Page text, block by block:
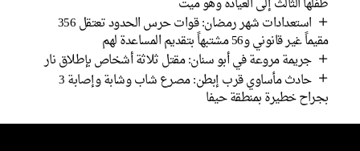
طفلها الثالث إلى العيادة وهو ميت
استعدادات شهر رمضان: قوات حرس الحدود تعتقل 356
مقيماً غير قانوني و56 مشتبهاً بتقديم المساعدة لهم
جريمة مروعة في أبو سنان: مقتل ثلاثة أشخاص بإطلاق نار
حادث مأساوي قرب إبطن: مصرع شاب وشابة وإصابة 3
بجراح خطيرة بمنطقة حيفا